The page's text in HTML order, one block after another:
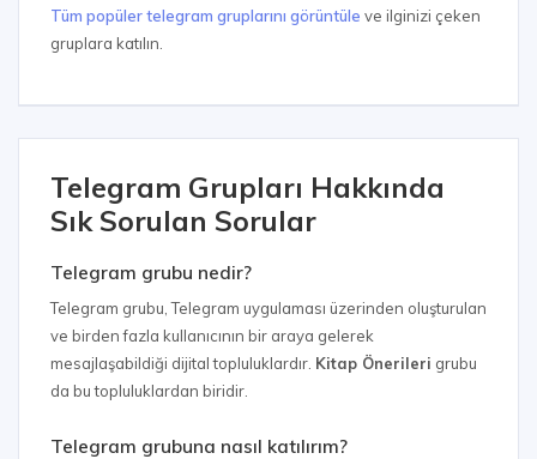
Tüm popüler telegram gruplarını görüntüle ve ilginizi çeken
gruplara katılın.
Telegram Grupları Hakkında
Sık Sorulan Sorular
Telegram grubu nedir?
Telegram grubu, Telegram uygulaması üzerinden oluşturulan
ve birden fazla kullanıcının bir araya gelerek
mesajlaşabildiği dijital topluluklardır. Kitap Önerileri grubu
da bu topluluklardan biridir.
Telegram grubuna nasıl katılırım?